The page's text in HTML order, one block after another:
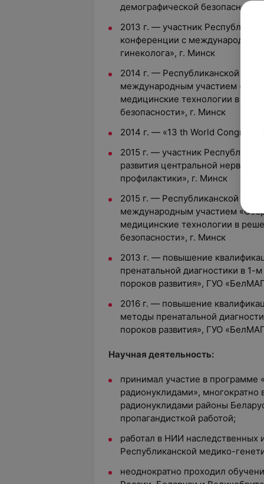
демографической
2013 г. — участник
конференции с международным
гинеколога», г. Минск
2014 г. — Республиканской
международным участием
медицинские технологии в
безопасности», г. Минск
2014 г. — «13 th World Congress
2015 г. — участник
развития центральной нервной
профилактики», г. Минск
2015 г. — Республиканской
международным участием
медицинские технологии в
безопасности», г. Минск
2013 г. — повышение
пренатальной диагностики в
пороков развития», ГУО
2016 г. — повышение
методы пренатальной
пороков развития», ГУО
Научная деятельность:
принимал участие в программе
радионуклидами», многократно
радионуклидами районы
пропагандисткой работой;
работал в НИИ наследственных
Республиканской медико-
неоднократно проходил